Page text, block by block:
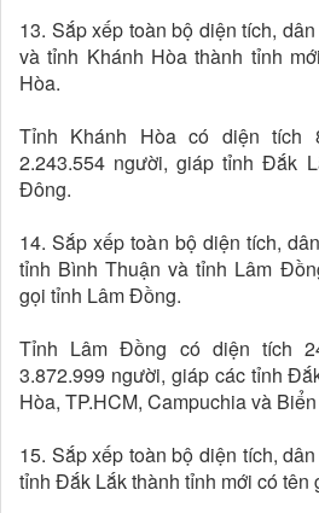
13. Sắp xếp toàn bộ diện tích,
và tỉnh Khánh Hòa thành tỉnh
Hòa.
Tỉnh Khánh Hòa có diện tích
2.243.554 người, giáp tỉnh Đắk
Đông.
14. Sắp xếp toàn bộ diện tích,
tỉnh Bình Thuận và tỉnh Lâm
gọi tỉnh Lâm Đồng.
Tỉnh Lâm Đồng có diện tích
3.872.999 người, giáp các tỉnh
Hòa, TP.HCM, Campuchia và
15. Sắp xếp toàn bộ diện tích,
tỉnh Đắk Lắk thành tỉnh mới có tên